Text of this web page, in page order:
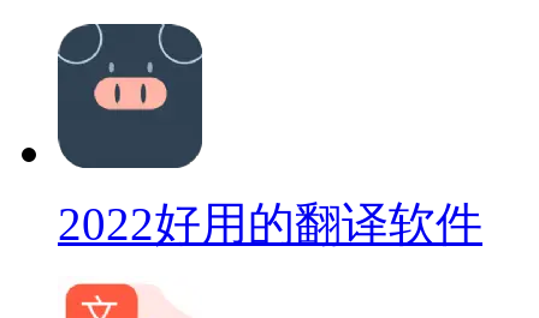
2022好用的翻译软件